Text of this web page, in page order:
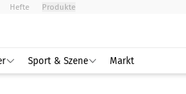
Hefte Produkte
Sport & Szene Markt